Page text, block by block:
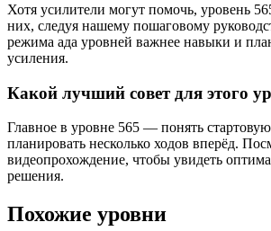
Хотя усилители могут помочь, уровень
них, следуя нашему пошаговому
режима ада уровней важнее навыки и
усиления.
Какой лучший совет для этого
Главное в уровне 565 — понять
планировать несколько ходов вперёд.
видеопрохождение, чтобы увидеть
решения.
Похожие уровни